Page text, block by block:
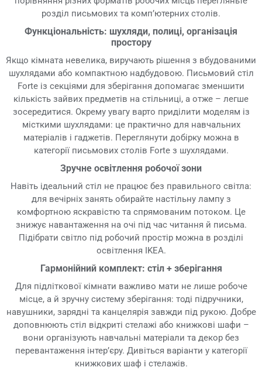
розділ письмових та комп’ютерних столів.
Функціональність: шухляди, полиці, організація
простору
Якщо кімната невелика, виручають рішення з вбудованими
шухлядами або компактною надбудовою. Письмовий стіл
Forte із секціями для зберігання допомагає зменшити
кількість зайвих предметів на стільниці, а отже – легше
зосередитися. Окрему увагу варто приділити моделям із
місткими шухлядами: це практично для навчальних
матеріалів і гаджетів. Переглянути добірку можна в
категорії письмових столів Forte з шухлядами.
Зручне освітлення робочої зони
Навіть ідеальний стіл не працює без правильного світла:
для вечірніх занять обирайте настільну лампу з
комфортною яскравістю та спрямованим потоком. Це
знижує навантаження на очі під час читання й письма.
Підібрати світло під робочий простір можна в розділі
освітлення IKEA.
Гармонійний комплект: стіл + зберігання
Для підліткової кімнати важливо мати не лише робоче
місце, а й зручну систему зберігання: тоді підручники,
навушники, зарядні та канцелярія завжди під рукою. Добре
доповнюють стіл відкриті стелажі або книжкові шафи –
вони організують навчальні матеріали та декор без
перевантаження інтер’єру. Дивіться варіанти у категорії
книжкових шаф і стелажів.